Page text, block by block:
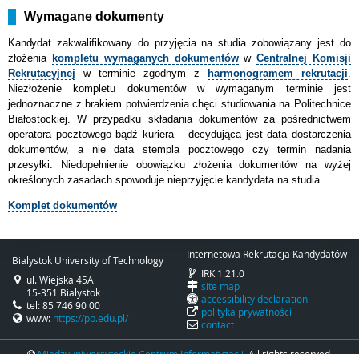
Wymagane dokumenty
Kandydatzakwalifikowany do przyjęcia na studia zobowiązany jest do
złożenia kompletu wymaganych dokumentówwCentralnej Komisji
Rekrutacyjnej w terminie zgodnym z harmonogramem rekrutacji
Niezłożenie kompletu dokumentów w wymaganym terminie jest
jednoznaczne z brakiem potwierdzenia chęci studiowania na Politechnice
Białostockiej. W przypadku składania dokumentów za pośrednictwem
operatora pocztowego bądź kuriera – decydująca jest data dostarczenia
dokumentów, a nie data stempla pocztowego czy termin nadania
przesyłki. Niedopełnienie obowiązku złożenia dokumentów na wyżej
określonych zasadach spowoduje nieprzyjęcie kandydata na studia.
Komplet dokumentów
Bialystok University of Technology
ul. Wiejska 45A
15-351 Białystok
tel: 85 746 90 00
www: https://pb.edu.pl/
Internetowa Rekrutacja Kandydatów
IRK 1.21.0
site map
accessibility declaration
polityka prywatności
contact